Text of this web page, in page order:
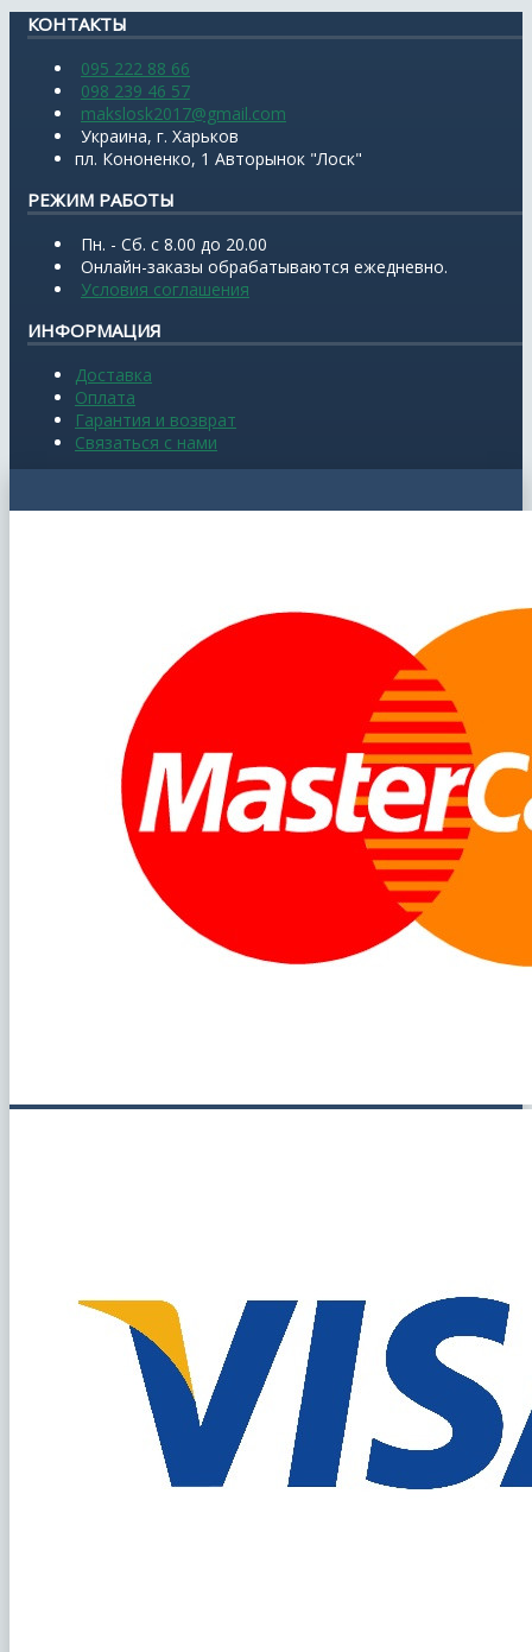
КОНТАКТЫ
095 222 88 66
098 239 46 57
makslosk2017@gmail.com
Украина, г. Харьков
пл. Кононенко, 1 Авторынок "Лоск"
РЕЖИМ РАБОТЫ
Пн. - Сб. с 8.00 до 20.00
Онлайн-заказы обрабатываются ежедневно.
Условия соглашения
ИНФОРМАЦИЯ
Доставка
Оплата
Гарантия и возврат
Связаться с нами